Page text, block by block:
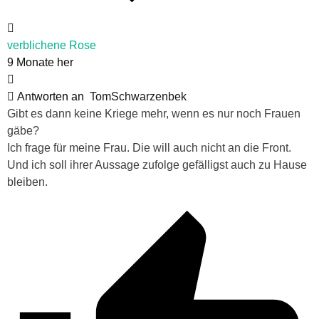
verblichene Rose
9 Monate her
Antworten an TomSchwarzenbek
Gibt es dann keine Kriege mehr, wenn es nur noch Frauen
gäbe?
Ich frage für meine Frau. Die will auch nicht an die Front.
Und ich soll ihrer Aussage zufolge gefälligst auch zu Hause
bleiben.